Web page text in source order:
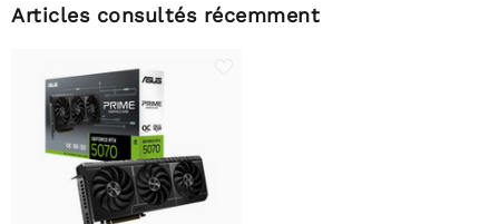
Articles consultés récemment